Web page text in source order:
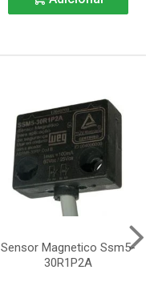
Sensor Magnetico Ssm5-
30R1P2A